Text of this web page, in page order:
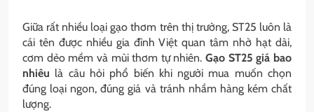
Giữa rất nhiều loại gạo thơm trên thị trường, ST25 luôn là
cái tên được nhiều gia đình Việt quan tâm nhờ hạt dài,
cơm dẻo mềm và mùi thơm tự nhiên.Gạo ST25 giá bao
nhiêu là câu hỏi phổ biến khi người mua muốn chọn
đúng loại ngon, đúng giá và tránh nhầm hàng kém chất
lượng.